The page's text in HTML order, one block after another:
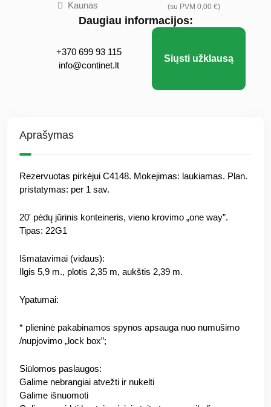
Kaunas
(su PVM 0,00 €)
Daugiau informacijos:
+370 699 93 115
info@continet.lt
Siųsti užklausą
Aprašymas
Rezervuotas pirkėjui C4148. Mokejimas: laukiamas. Plan.
pristatymas: per 1 sav.
20′ pėdų jūrinis konteineris, vieno krovimo „one way”.
Tipas: 22G1
Išmatavimai (vidaus):
Ilgis 5,9 m., plotis 2,35 m, aukštis 2,39 m.
Ypatumai:
* plieninė pakabinamos spynos apsauga nuo numušimo
/nupjovimo „lock box”;
Siūlomos paslaugos:
Galime nebrangiai atvežti ir nukelti
Galime išnuomoti